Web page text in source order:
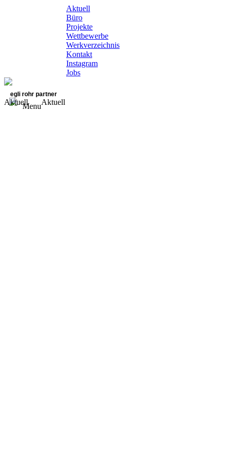
Aktuell
Büro
Projekte
Wettbewerbe
Werkverzeichnis
Kontakt
Instagram
Jobs
egli rohr partner
Menu
Aktuell Aktuell